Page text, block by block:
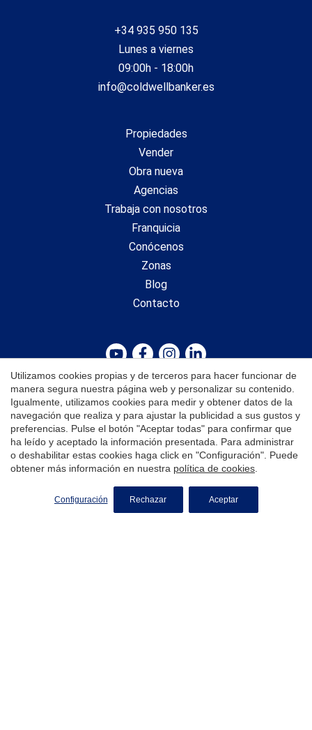
+34 935 950 135
Lunes a viernes
09:00h - 18:00h
info@coldwellbanker.es
Propiedades
Vender
Obra nueva
Agencias
Trabaja con nosotros
Franquicia
Conócenos
Zonas
Blog
Contacto
Aviso Legal
Política de Privacidad
Política de Cookies
barcelona
Utilizamos cookies propias y de terceros para hacer funcionar de
manera segura nuestra página web y personalizar su contenido.
Igualmente, utilizamos cookies para medir y obtener datos de la
navegación que realiza y para ajustar la publicidad a sus gustos y
preferencias. Pulse el botón "Aceptar todas" para confirmar que
ha leído y aceptado la información presentada. Para administrar
o deshabilitar estas cookies haga click en "Configuración". Puede
obtener más información en nuestra política de cookies
Configuración Rechazar Aceptar
Guardar configuración